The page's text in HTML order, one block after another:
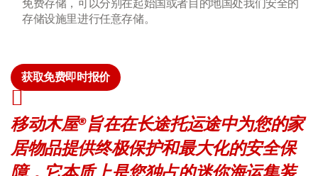
存储设施里进行任意存储。
获取免费即时报价
移动木屋®旨在在长途托运途中为您的家
居物品提供终极保护和最大化的安全保